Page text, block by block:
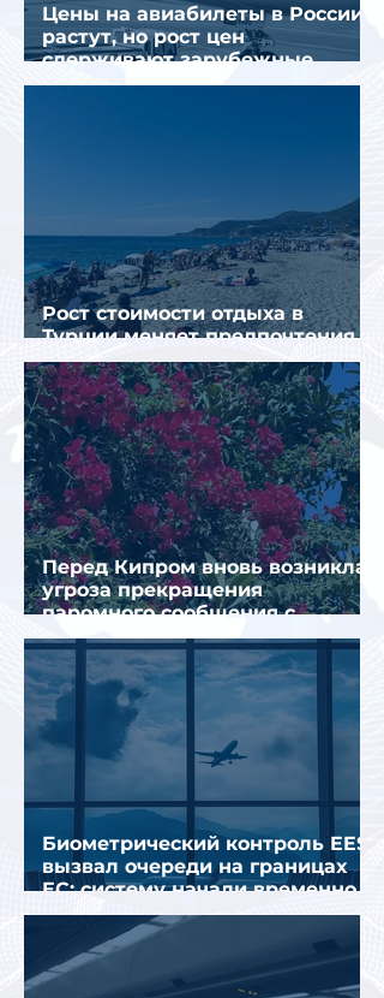
Цены на авиабилеты в России
растут, но рост цен
сдерживают зарубежные
конкуренты
Рост стоимости отдыха в
Турции меняет предпочтения
туристов
Перед Кипром вновь возникла
угроза прекращения
паромного сообщения с
Грецией
Биометрический контроль EES
вызвал очереди на границах
ЕС: систему начали временно
отключать